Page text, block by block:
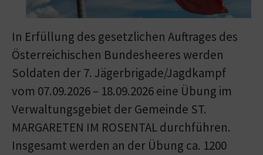
In Erfüllung des gesetzlichen Auftrages des
Österreichischen Bundesheeres werden
Soldaten der 7. Jägerbrigade/Jagdkampf
vom 07.09.2026 – 18.09.2026 eine Übung im
Verwaltungsgebiet der Gemeinde ST.
MARGARETEN IM ROSENTAL durchführen.
Insgesamt werden an der Übung ca. 1200